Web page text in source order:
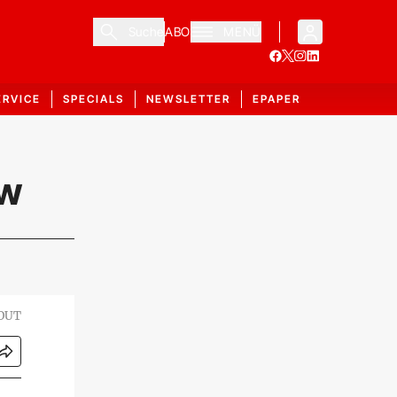
ABO
SPECIALS NEWSLETTER EPAPER